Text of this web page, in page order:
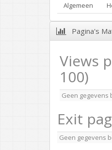
Algemeen
Pagina's
Views
100)
Geen gegevens
Exit
Geen gegevens